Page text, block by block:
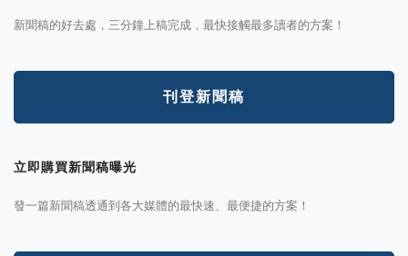
新聞稿的好去處，三分鐘上稿完成，最快接觸最多讀者的方案！
刊登新聞稿
立即購買新聞稿曝光
發一篇新聞稿透通到各大媒體的最快速、最便捷的方案！